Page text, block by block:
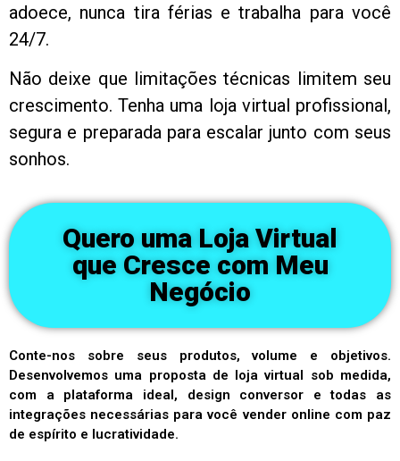
adoece, nunca tira férias e trabalha para você
24/7.
Não deixe que limitações técnicas limitem seu
crescimento. Tenha uma loja virtual profissional,
segura e preparada para escalar junto com seus
sonhos.
Quero uma Loja Virtual
que Cresce com Meu
Negócio
Conte-nos sobre seus produtos, volume e objetivos.
Desenvolvemos uma proposta de loja virtual sob medida,
com a plataforma ideal, design conversor e todas as
integrações necessárias para você vender online com paz
de espírito e lucratividade.